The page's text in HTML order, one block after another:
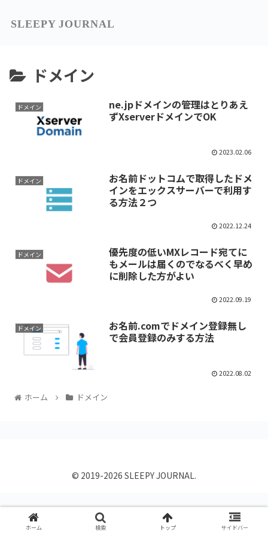
SLEEPY JOURNAL
ドメイン
ドメイン
ne.jpドメインの管理はとりあえ
ずXserverドメインでOK
2023.02.06
ドメイン
お名前ドットコムで取得したドメ
インをエックスサーバーで利用す
る方法２つ
2022.12.24
ドメイン
優先度の低いMXレコード宛てに
もメールは届くのでなるべく早め
に削除した方がよい
2022.09.19
ドメイン
お名前.comでドメイン登録無し
で会員登録のみする方法
2022.08.02
ホーム ドメイン
© 2019-2026 SLEEPY JOURNAL.
ホーム 検索 トップ サイドバー